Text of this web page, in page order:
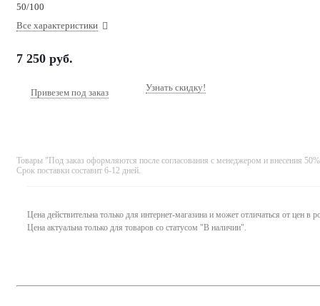
50/100
Все характеристики
7 250 руб.
Привезем под заказ Узнать скидку!
Товары "Под заказ оформляются после согласования с менеджером и внесения
Срок поставки составит 6-12 дней.
Цена действительна только для интернет-магазина и может отличаться от цен в
Цена актуальна только для товаров со статусом "В наличии".